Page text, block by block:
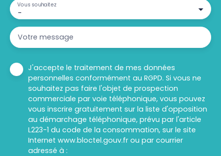
-
Vous souhaitez
Votre message
J'accepte le traitement de mes données
personnelles conformément au RGPD. Si vous ne
souhaitez pas faire l'objet de prospection
commerciale par voie téléphonique, vous pouvez
vous inscrire gratuitement sur la liste d'opposition
au démarchage téléphonique, prévu par l'article
L223-1 du code de la consommation, sur le site
Internet www.bloctel.gouv.fr ou par courrier
adressé à :